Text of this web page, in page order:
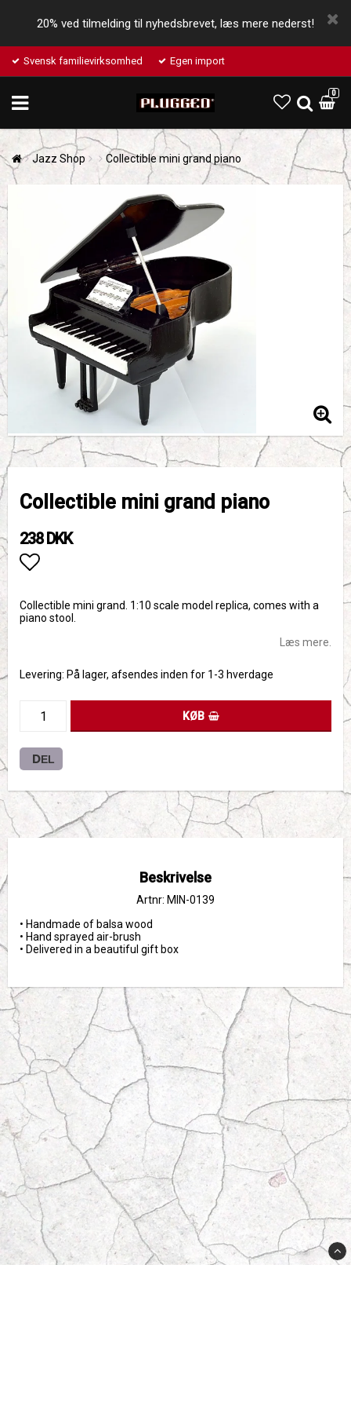
20% ved tilmelding til nyhedsbrevet, læs mere nederst!
Svensk familievirksomhed Egen import
0
Jazz Shop Collectible mini grand piano
Collectible mini grand piano
238 DKK
Collectible mini grand. 1:10 scale model replica, comes with a
piano stool.
Læs mere.
Levering: På lager, afsendes inden for 1-3 hverdage
KØB
DEL
Beskrivelse
Artnr: MIN-0139
• Handmade of balsa wood
• Hand sprayed air-brush
• Delivered in a beautiful gift box